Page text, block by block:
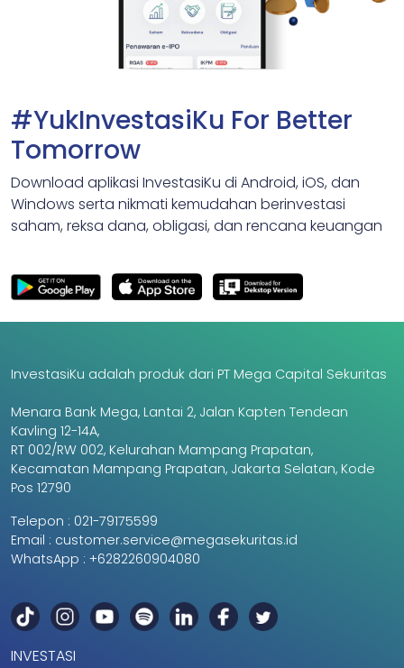
#YukInvestasiKu For Better
Tomorrow
Download aplikasi InvestasiKu di Android, iOS, dan
Windows serta nikmati kemudahan berinvestasi
saham, reksa dana, obligasi, dan rencana keuangan
InvestasiKu adalah produk dari PT Mega Capital Sekuritas
Menara Bank Mega, Lantai 2, Jalan Kapten Tendean
Kavling 12-14A,
RT 002/RW 002, Kelurahan Mampang Prapatan,
Kecamatan Mampang Prapatan, Jakarta Selatan, Kode
Pos 12790
Telepon : 021-79175599
Email : customer.service@megasekuritas.id
WhatsApp : +6282260904080
INVESTASI